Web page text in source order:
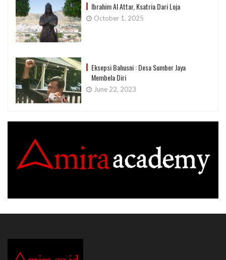
Ibrahim Al Attar, Ksatria Dari Loja
October 1, 2025
Eksepsi Bahusni : Desa Sumber Jaya
Membela Diri
June 22, 2023